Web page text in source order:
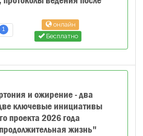
1
онлайн
Бесплатно
и ожирение - два
ключевые инициативы
проекта 2026 года
жизнь"